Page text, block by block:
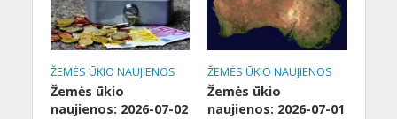
ŽEMĖS ŪKIO NAUJIENOS
Žemės ūkio
naujienos: 2026-07-02
ŽEMĖS ŪKIO NAUJIENOS
Žemės ūkio
naujienos: 2026-07-01